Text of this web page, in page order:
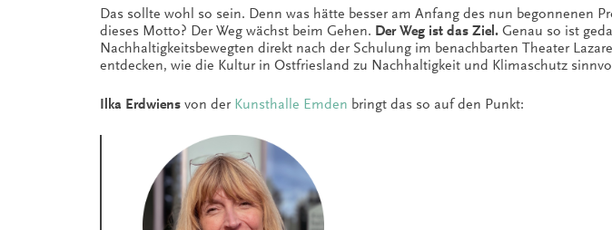
Das sollte wohl so sein. Denn was hätte besser am Anfang des nun begonnenen
dieses Motto? Der Weg wächst beim Gehen. Der Weg ist das Ziel. Genau so ist
Nachhaltigkeitsbewegten direkt nach der Schulung im benachbarten Theater
entdecken, wie die Kultur in Ostfriesland zu Nachhaltigkeit und Klimaschutz
Ilka Erdwiens von der Kunsthalle Emden bringt das so auf den Punkt: